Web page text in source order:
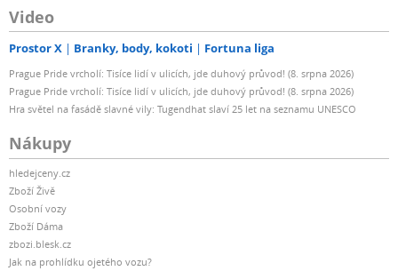
Video
Prostor X Branky, body, kokoti Fortuna liga
Prague Pride vrcholí: Tisíce lidí v ulicích, jde duhový průvod! (8. srpna 2026)
Prague Pride vrcholí: Tisíce lidí v ulicích, jde duhový průvod! (8. srpna 2026)
Hra světel na fasádě slavné vily: Tugendhat slaví 25 let na seznamu UNESCO
Nákupy
hledejceny.cz
Zboží Živě
Osobní vozy
Zboží Dáma
zbozi.blesk.cz
Jak na prohlídku ojetého vozu?